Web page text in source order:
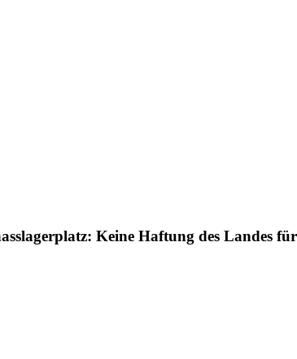
Keine Haftung des Landes